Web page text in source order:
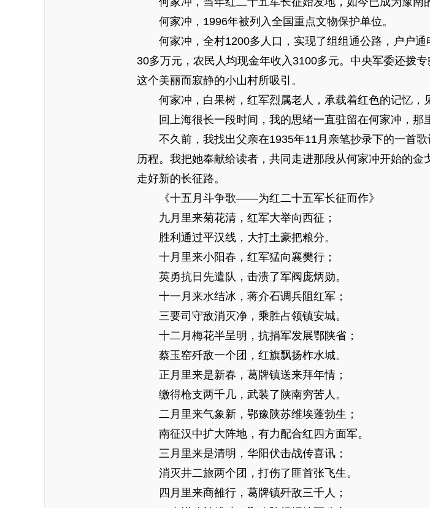
何家冲，1996年被列入全国重点文物保护单位。
何家冲，全村1200多人口，实现了组组通公路，户户通
30多万元，农民人均现金年收入3100多元。中央军委还拨
这个美丽而寂静的小山村所吸引。
何家冲，白果树，红军烈属老人，承载着红色的记忆，
回上海很长一段时间，我的思绪一直驻留在何家冲，那
不久前，我找出父亲在1935年11月亲笔抄录下的一首
历程。我把她奉献给读者，共同走进那段从何家冲开始的
走好新的长征路。
《十五月斗争歌——为红二十五军长征而作》
九月里来菊花清，红军大举向西征；
胜利通过平汉线，大打土豪把粮分。
十月里来小阳春，红军猛向襄樊行；
英勇抗日先遣队，击溃了军阀庞炳勋。
十一月来水结冰，蒋介石调兵阻红军；
三要司守敌消灭净，乘胜占领镇安城。
十二月梅花半呈明，抗捐军发展鄂陕省；
蔡玉窑歼敌一个团，红旗飘扬柞水城。
正月里来是新春，葛牌镇送来拜年情；
缴得枪支两千几，武装了陕南穷苦人。
二月里来气象新，鄂豫陕苏维埃蓬勃生；
南征汉中扩大阵地，有力配合红四方面军。
三月里来是清明，华阳伏击战传喜讯；
消灭井二旅两个团，打伤了匪首张飞生。
四月里来商雒行，葛牌镇歼敌三千人；